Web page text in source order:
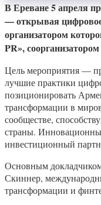
В Ереване 5 апреля
— открывая
организатором
PR»,
Цель мероприятия —
лучшие практики
позиционировать
трансформации в
сообществе,
страны.
инвестиционный
Основным
Скиннер,
трансформации и